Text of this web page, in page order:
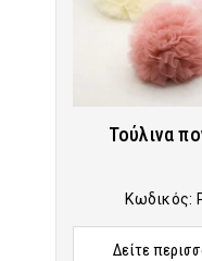
Τούλινα
Κωδικός:
Δείτε